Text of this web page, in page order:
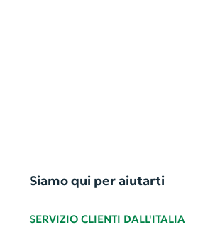
Siamo qui per aiutarti
SERVIZIO CLIENTI DALL'ITALIA